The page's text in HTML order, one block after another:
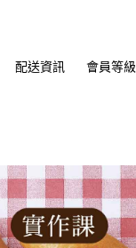
配送資訊 會員等級